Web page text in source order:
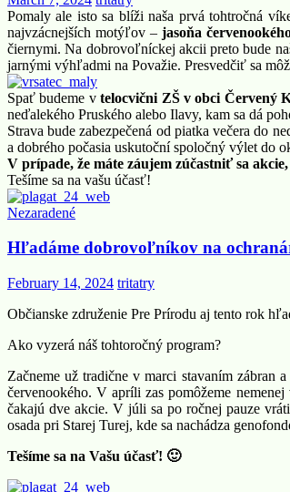
Pomaly ale isto sa blíži naša prvá tohtročná
najvzácnejších motýľov – jasoňa
čiernymi. Na dobrovoľníckej akcii preto bude
jarnými výhľadmi na Považie. Presvedčiť sa
Spať budeme vtelocvični ZŠ v obci Červený
neďalekého Pruského alebo Ilavy, kam sa dá
Strava bude zabezpečená od piatka večera do
a dobrého počasia uskutoční spoločný výlet do
V prípade, že máte záujem zúčastniť sa
Tešíme sa na vašu účasť!
Nezaradené
Hľadáme dobrovoľníkov na
February 14, 2024 tritatry
Občianske združenie Pre Prírodu aj tento rok
Ako vyzerá náš tohtoročný program?
Začneme už tradične v marci stavaním zábran
červenookého. V apríli zas pomôžeme
čakajú dve akcie. V júli sa po ročnej pauze
osada pri Starej Turej, kde sa nachádza
Tešíme sa na Vašu účasť! 🙂